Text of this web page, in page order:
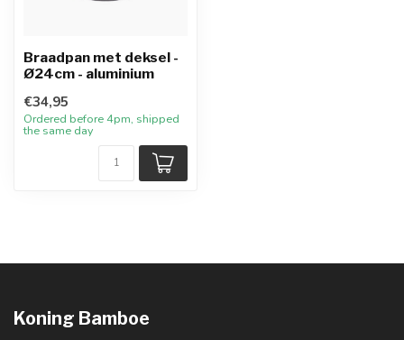
Braadpan met deksel -
Ø24cm - aluminium
€34,95
Ordered before 4pm, shipped
the same day
Koning Bamboe